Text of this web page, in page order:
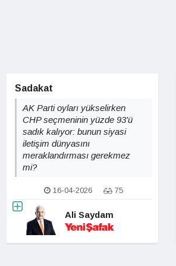
Sadakat
AK Parti oyları yükselirken
CHP seçmeninin yüzde 93'ü
sadık kalıyor: bunun siyasi
iletişim dünyasını
meraklandırması gerekmez
mi?
16-04-2026 75
Ali Saydam